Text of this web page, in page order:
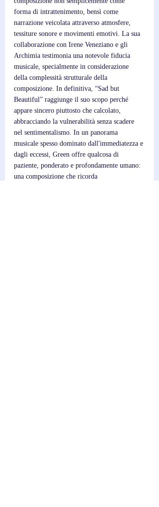
forma di intrattenimento, bensì come
narrazione veicolata attraverso atmosfere,
tessiture sonore e movimenti emotivi. La sua
collaborazione con Irene Veneziano e gli
Archimia testimonia una notevole fiducia
musicale, specialmente in considerazione
della complessità strutturale della
composizione. In definitiva, “Sad but
Beautiful” raggiunge il suo scopo perché
appare sincero piuttosto che calcolato,
abbracciando la vulnerabilità senza scadere
nel sentimentalismo. In un panorama
musicale spesso dominato dall'immediatezza e
dagli eccessi, Green offre qualcosa di
paziente, ponderato e profondamente umano:
una composizione che ricorda